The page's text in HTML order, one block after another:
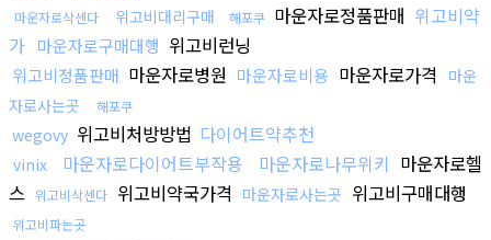
마운자로삭센다 위고비대리구매 해포쿠 마운자로정품판매 위고비약
가 마운자로구매대행 위고비런닝
위고비정품판매 마운자로병원 마운자로비용 마운자로가격
마운
자로사는곳
해포쿠
wegovy 위고비처방방법 다이어트약추천
vinix 마운자로다이어트부작용 마운자로나무위키 마운자로헬
스 위고비삭센다 위고비약국가격 마운자로사는곳 위고비구매대행
위고비파는곳